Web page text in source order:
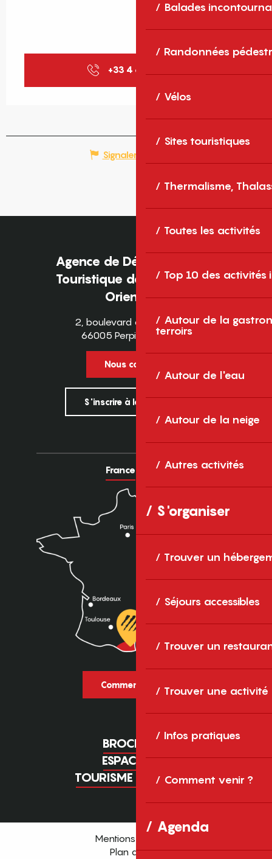
Balades
Randonnées
Vélos
Sites touristiques
Thermalisme,
Toutes les activités
Top 10 des activités
Autour de la
terroirs
Autour de l'eau
Autour de la neige
Autres activités
S'organiser
Trouver un
Séjours accessibles
Trouver un
Trouver une activité
Infos pratiques
Comment venir ?
Agenda
+33 4 68 88 78
Signaler une erreur
Agence de Développement
Touristique des Pyrénées-
Orientales
2, boulevard des Pyrénées
66005 Perpignan Cedex
Nous contacter
S'inscrire à la newsletter
France Europe
Comment venir ?
BROCHURES
ESPACE PRO
TOURISME D'AFFAIRES
Mentions légales
Plan du site